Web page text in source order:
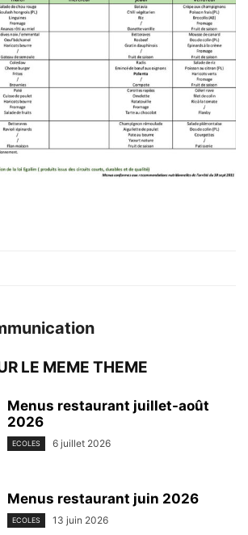
LE MEME THEME
Menus restaurant juillet-août
2026
ECOLES 6 juillet 2026
Menus restaurant juin 2026
ECOLES 13 juin 2026